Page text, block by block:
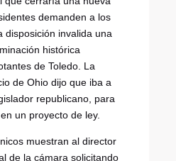
demanden a los
disposición invalida una
histórica
de Toledo. La
de Ohio dijo que iba a
republicano, para
un proyecto de ley.
muestran al director
de la cámara solicitando